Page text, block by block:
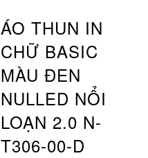
ÁO THUN IN
CHỮ BASIC
MÀU ĐEN
NULLED NỔI
LOẠN 2.0 N-
T306-00-D